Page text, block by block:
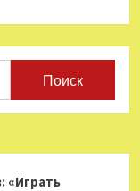
«Играть